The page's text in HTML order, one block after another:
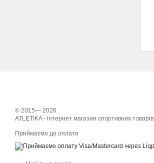
© 2015— 2026
ATLETIKA - інтернет магазин спортивних товарів
Приймаємо до оплати